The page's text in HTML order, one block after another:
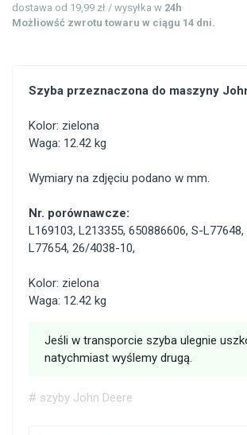
dostawa od 19,99 zł / wysyłka w 24h
Możliowść zwrotu towaru w ciągu 14 dni.
Szyba przeznaczona do maszyny
Kolor: zielona
Waga: 12.42 kg
Wymiary na zdjęciu podano w mm.
Nr. porównawcze:
L169103, L213355, 650886606, S-L77648,
L77654, 26/4038-10,
Kolor: zielona
Waga: 12.42 kg
Jeśli w transporcie szyba ulegnie
natychmiast wyślemy drugą.
# szyby John Deere